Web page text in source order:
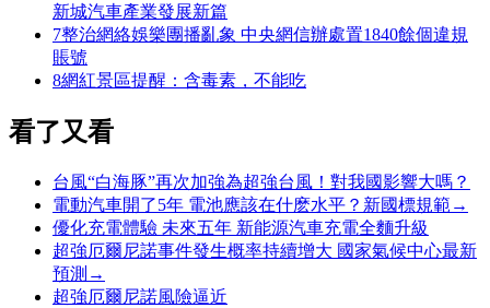
新城汽車產業發展新篇
7整治網絡娛樂團播亂象 中央網信辦處置1840餘個違規
賬號
8網紅景區提醒：含毒素，不能吃
看了又看
台風“白海豚”再次加強為超強台風！對我國影響大嗎？
電動汽車開了5年 電池應該在什麽水平？新國標規範→
優化充電體驗 未來五年 新能源汽車充電全麵升級
超強厄爾尼諾事件發生概率持續增大 國家氣候中心最新
預測→
超強厄爾尼諾風險逼近